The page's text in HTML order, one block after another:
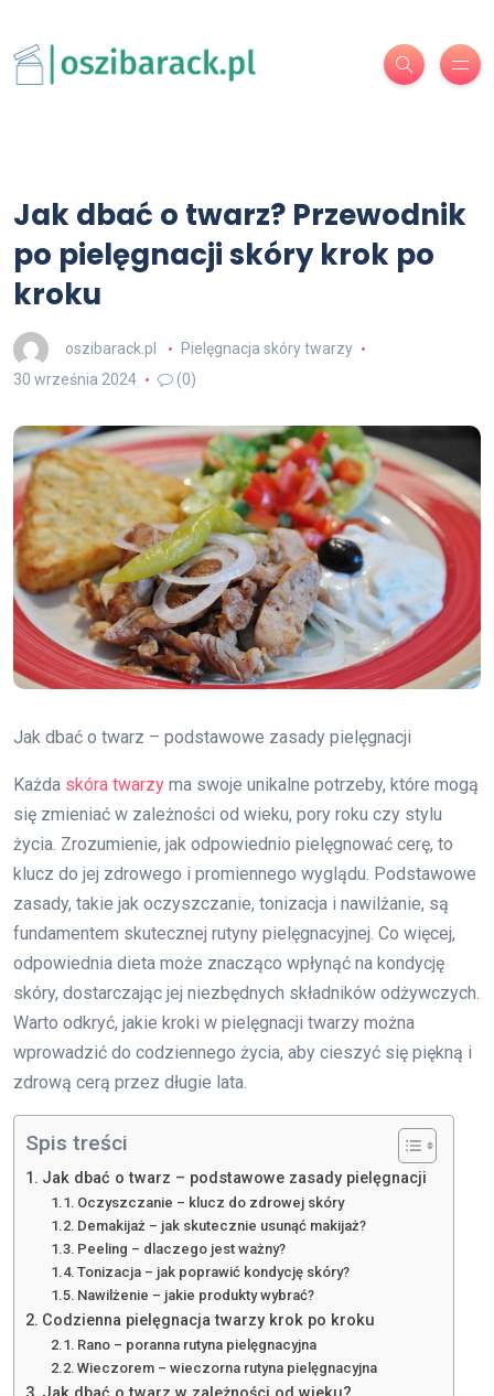
Jak dbać o twarz? Przewodnik
po pielęgnacji skóry krok po
kroku
oszibarack.pl
Pielęgnacja skóry twarzy
30 września 2024
(0)
Jak dbać o twarz – podstawowe zasady pielęgnacji
Każda skóra twarzy ma swoje unikalne potrzeby, które mogą
się zmieniać w zależności od wieku, pory roku czy stylu
życia. Zrozumienie, jak odpowiednio pielęgnować cerę, to
klucz do jej zdrowego i promiennego wyglądu. Podstawowe
zasady, takie jak oczyszczanie, tonizacja i nawilżanie, są
fundamentem skutecznej rutyny pielęgnacyjnej. Co więcej,
odpowiednia dieta może znacząco wpłynąć na kondycję
skóry, dostarczając jej niezbędnych składników odżywczych.
Warto odkryć, jakie kroki w pielęgnacji twarzy można
wprowadzić do codziennego życia, aby cieszyć się piękną i
zdrową cerą przez długie lata.
Spis treści
Jak dbać o twarz – podstawowe zasady pielęgnacji
Oczyszczanie – klucz do zdrowej skóry
Demakijaż – jak skutecznie usunąć makijaż?
Peeling – dlaczego jest ważny?
Tonizacja – jak poprawić kondycję skóry?
Nawilżenie – jakie produkty wybrać?
Codzienna pielęgnacja twarzy krok po kroku
Rano – poranna rutyna pielęgnacyjna
Wieczorem – wieczorna rutyna pielęgnacyjna